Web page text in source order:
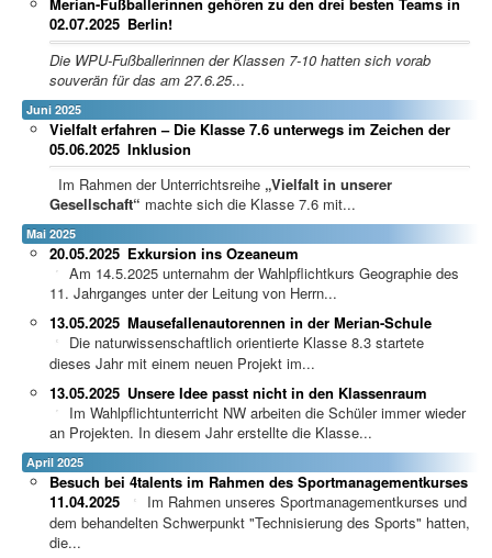
Berlin!
02.07.2025
Die WPU-Fußballerinnen der Klassen 7-10 hatten sich vorab
souverän für das am 27.6.25...
Juni 2025
Vielfalt erfahren – Die Klasse 7.6 unterwegs im Zeichen der
Inklusion
05.06.2025
Im Rahmen der Unterrichtsreihe „Vielfalt in unserer
Gesellschaft“ machte sich die Klasse 7.6 mit...
Mai 2025
Exkursion ins Ozeaneum
20.05.2025
Am 14.5.2025 unternahm der Wahlpflichtkurs Geographie des
11. Jahrganges unter der Leitung von Herrn...
Mausefallenautorennen in der Merian-Schule
13.05.2025
Die naturwissenschaftlich orientierte Klasse 8.3 startete
dieses Jahr mit einem neuen Projekt im...
Unsere Idee passt nicht in den Klassenraum
13.05.2025
Im Wahlpflichtunterricht NW arbeiten die Schüler immer wieder
an Projekten. In diesem Jahr erstellte die Klasse...
April 2025
Besuch bei 4talents im Rahmen des Sportmanagementkurses
11.04.2025
Im Rahmen unseres Sportmanagementkurses und
dem behandelten Schwerpunkt "Technisierung des Sports" hatten,
die...